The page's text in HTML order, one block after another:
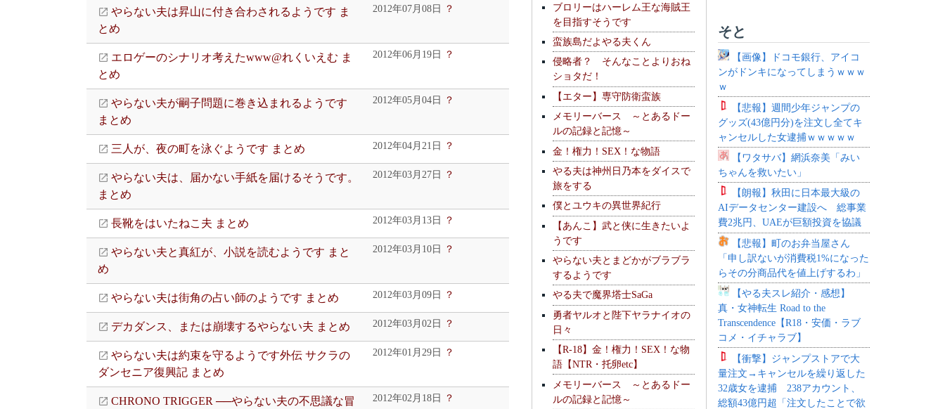
やらない夫は昇山に付き合わされるようです ま
とめ
2012年07月08日 ？
エロゲーのシナリオ考えたwww@れくいえむ ま
とめ
2012年06月19日 ？
やらない夫が嗣子問題に巻き込まれるようです
まとめ
2012年05月04日 ？
三人が、夜の町を泳ぐようです まとめ 2012年04月21日 ？
やらない夫は、届かない手紙を届けるそうです。
まとめ
2012年03月27日 ？
長靴をはいたねこ夫 まとめ 2012年03月13日 ？
やらない夫と真紅が、小説を読むようです まと
め
2012年03月10日 ？
やらない夫は街角の占い師のようです まとめ 2012年03月09日 ？
デカダンス、または崩壊するやらない夫 まとめ 2012年03月02日 ？
やらない夫は約束を守るようです外伝 サクラの
ダンセニア復興記 まとめ
2012年01月29日 ？
CHRONO TRIGGER ──やらない夫の不思議な冒
2012年02月18日 ？
ブロリーはハーレム王な海賊王
を目指すそうです
蛮族島だよやる夫くん
侵略者？ そんなことよりおね
ショタだ！
【エター】専守防衛蛮族
メモリーバース ～とあるドー
ルの記録と記憶～
金！権力！SEX！な物語
やる夫は神州日乃本をダイスで
旅をする
僕とユウキの異世界紀行
【あんこ】武と侠に生きたいよ
うです
やらない夫とまどかがブラブラ
するようです
やる夫で魔界塔士SaGa
勇者ヤルオと陛下ヤラナイオの
日々
【R-18】金！権力！SEX！な物
語【NTR・托卵etc】
メモリーバース ～とあるドー
ルの記録と記憶～
そと
【画像】ドコモ銀行、アイコ
ンがドンキになってしまうｗｗｗ
ｗ
【悲報】週間少年ジャンプの
グッズ(43億円分)を注文し全てキ
ャンセルした女逮捕ｗｗｗｗｗ
【ワタサバ】網浜奈美「みい
ちゃんを救いたい」
【朗報】秋田に日本最大級の
AIデータセンター建設へ 総事業
費2兆円、UAEが巨額投資を協議
【悲報】町のお弁当屋さん
「申し訳ないが消費税1%になった
らその分商品代を値上げするわ」
【やる夫スレ紹介・感想】
真・女神転生 Road to the
Transcendence【R18・安価・ラブ
コメ・イチャラブ】
【衝撃】ジャンプストアで大
量注文→キャンセルを繰り返した
32歳女を逮捕 238アカウント、
総額43億円超「注文したことで欲